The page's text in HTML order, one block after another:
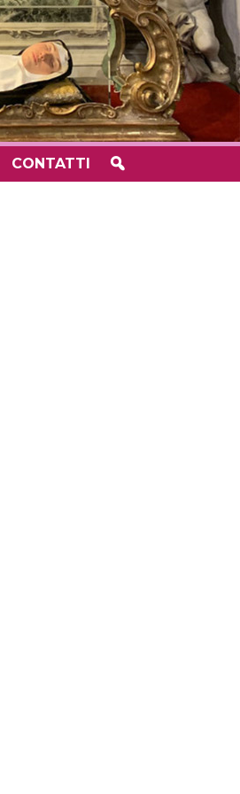
CONTATTI